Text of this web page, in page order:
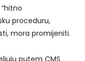
proceduru,
mora promijeniti.
putem CMS